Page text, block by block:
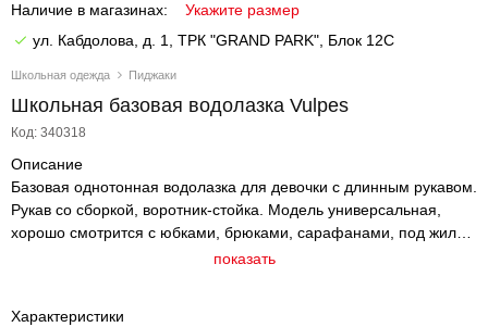
Школьная одежда Пиджаки
Школьная базовая водолазка Vulpes
Код: 340318
Наличие в магазинах:
Укажите размер
ул. Кабдолова, д. 1, ТРК "GRAND PARK", Блок 12C
Описание
Базовая однотонная водолазка для девочки с длинным рукавом.
Рукав со сборкой, воротник-стойка. Модель универсальная,
хорошо смотрится с юбками, брюками, сарафанами, под жилет
или пиджак. Удобная и комфортная вещь для повседневной
показать
Характеристики